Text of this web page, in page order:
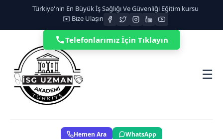
Türkiye'nin En Büyük İş Sağlığı Ve Güvenliği Eğitim kursu
✉️ Bize Ulaşın
☰
Hemen Ara WhatsApp
Telefonlarımız İçin Tıklayın